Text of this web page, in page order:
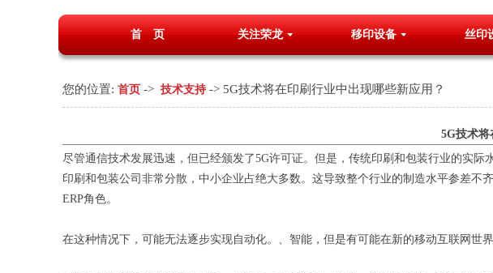
首 页 关注荣龙 移印设备 丝印
您的位置: 首页 -> 技术支持 -> 5G技术将在印刷行业中出现哪些新应用？
5G技术将
尽管通信技术发展迅速，但已经颁发了5G许可证。但是，传统印刷和包装行业的实
印刷和包装公司非常分散，中小企业占绝大多数。这导致整个行业的制造水平参差
ERP角色。
在这种情况下，可能无法逐步实现自动化。、智能，但是有可能在新的移动互联网世